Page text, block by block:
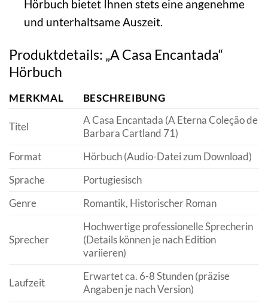
Hörbuch bietet Ihnen stets eine angenehme
und unterhaltsame Auszeit.
Produktdetails: „A Casa Encantada“
Hörbuch
MERKMAL BESCHREIBUNG
Titel
A Casa Encantada (A Eterna Coleção de
Barbara Cartland 71)
Format
Hörbuch (Audio-Datei zum Download)
Sprache
Portugiesisch
Genre
Romantik, Historischer Roman
Sprecher
Hochwertige professionelle Sprecherin
(Details können je nach Edition
variieren)
Laufzeit
Erwartet ca. 6-8 Stunden (präzise
Angaben je nach Version)